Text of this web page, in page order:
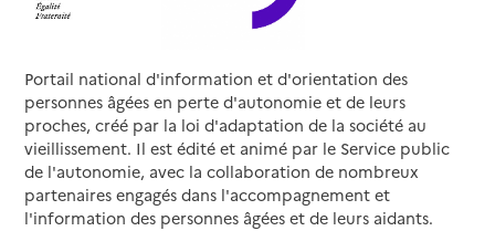
Portail national d'information et d'orientation des
personnes âgées en perte d'autonomie et de leurs
proches, créé par la loi d'adaptation de la société au
vieillissement. Il est édité et animé par le Service public
de l'autonomie, avec la collaboration de nombreux
partenaires engagés dans l'accompagnement et
l'information des personnes âgées et de leurs aidants.